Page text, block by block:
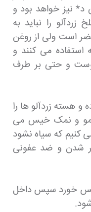
نیز خواهد بود و
را نباید به
است ولی از روغن
می کنند و
و حتی بر طرف
و هسته زردآلو ها را
و نمک خیس می
کنیم که سیاه نشود
شدن و ضد عفونی
خورد سپس داخل